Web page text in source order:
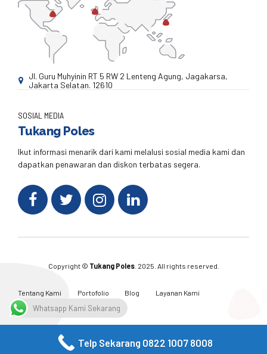
Jl. Guru Muhyinin RT 5 RW 2 Lenteng Agung, Jagakarsa,
Jakarta Selatan. 12610
SOSIAL MEDIA
Tukang Poles
Ikut informasi menarik dari kami melalusi sosial media kami dan
dapatkan penawaran dan diskon terbatas segera.
Copyright © Tukang Poles. 2025. All rights reserved.
Tentang Kami Portofolio Blog
Layanan Kami
Kontak Kami
Facebook Twitter Instagram Email
Whatsapp Kami Sekarang
Telp Sekarang 0822 1007 8008